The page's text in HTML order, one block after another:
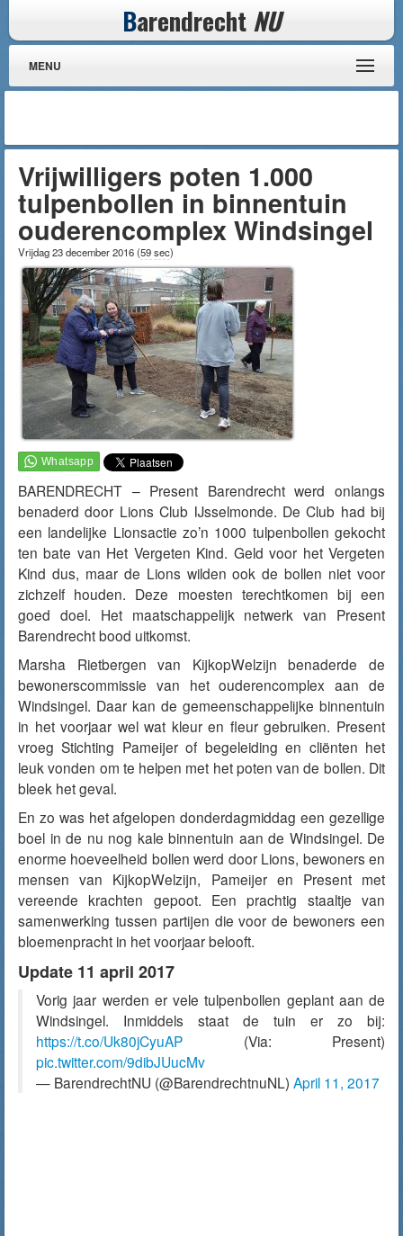
Barendrecht NU
MENU
Vrijwilligers poten 1.000
tulpenbollen in binnentuin
ouderencomplex Windsingel
Vrijdag 23 december 2016(59 sec)
BARENDRECHT – Present Barendrecht werd onlangs
benaderd door Lions Club IJsselmonde. De Club had bij
een landelijke Lionsactie zo’n 1000 tulpenbollen gekocht
ten bate van Het Vergeten Kind. Geld voor het Vergeten
Kind dus, maar de Lions wilden ook de bollen niet voor
zichzelf houden. Deze moesten terechtkomen bij een
goed doel. Het maatschappelijk netwerk van Present
Barendrecht bood uitkomst.
Marsha Rietbergen van KijkopWelzijn benaderde de
bewonerscommissie van het ouderencomplex aan de
Windsingel. Daar kan de gemeenschappelijke binnentuin
in het voorjaar wel wat kleur en fleur gebruiken. Present
vroeg Stichting Pameijer of begeleiding en cliënten het
leuk vonden om te helpen met het poten van de bollen. Dit
bleek het geval.
En zo was het afgelopen donderdagmiddag een gezellige
boel in de nu nog kale binnentuin aan de Windsingel. De
enorme hoeveelheid bollen werd door Lions, bewoners en
mensen van KijkopWelzijn, Pameijer en Present met
vereende krachten gepoot. Een prachtig staaltje van
samenwerking tussen partijen die voor de bewoners een
bloemenpracht in het voorjaar belooft.
Update 11 april 2017
Vorig jaar werden er vele tulpenbollen geplant aan de
Windsingel. Inmiddels staat de tuin er zo bij:
https://t.co/Uk80jCyuAP (Via: Present)
pic.twitter.com/9dibJUucMv
— BarendrechtNU (@BarendrechtnuNL) April 11, 2017